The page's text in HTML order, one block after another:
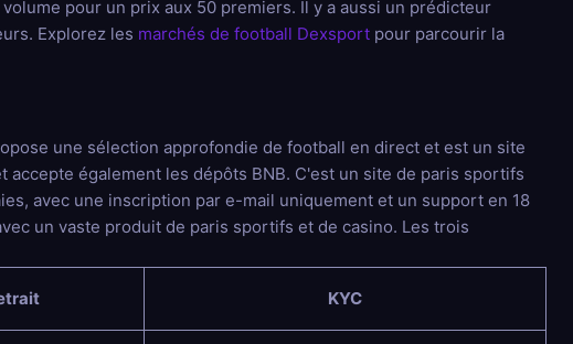
pour un prix aux 50 premiers. Il y a aussi un prédicteur
Explorez les marchés de football Dexsport pour parcourir la
une sélection approfondie de football en direct et est un site
également les dépôts BNB. C'est un site de paris sportifs
avec une inscription par e-mail uniquement et un support en 18
un vaste produit de paris sportifs et de casino. Les trois
KYC